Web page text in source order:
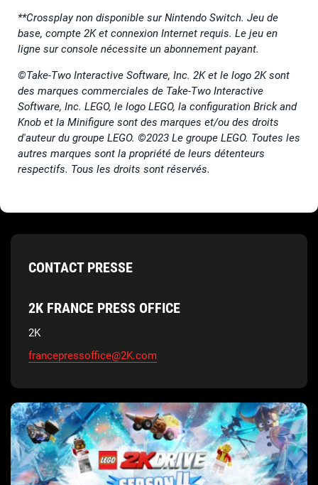
**Crossplay non disponible sur Nintendo Switch. Jeu de
base, compte 2K et connexion Internet requis. Le jeu en
ligne sur console nécessite un abonnement payant.
©Take-Two Interactive Software, Inc. 2K et le logo 2K sont
des marques commerciales de Take-Two Interactive
Software, Inc. LEGO, le logo LEGO, la configuration Brick and
Knob et la Minifigure sont des marques et/ou des droits
d'auteur du groupe LEGO. ©2023 Le groupe LEGO. Toutes les
autres marques sont la propriété de leurs détenteurs
respectifs. Tous les droits sont réservés.
CONTACT PRESSE
2K FRANCE PRESS OFFICE
2K
francepressoffice@2K.com